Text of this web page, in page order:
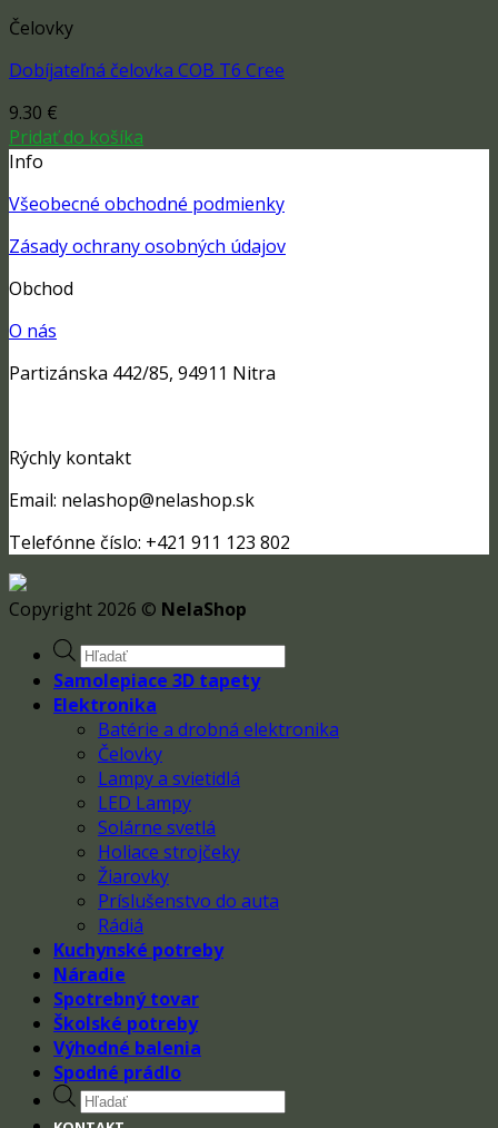
Čelovky
Dobíjateľná čelovka COB T6 Cree
9.30 €
Pridať do košíka
Info
Všeobecné obchodné podmienky
Zásady ochrany osobných údajov
Obchod
O nás
Partizánska 442/85, 94911 Nitra
Rýchly kontakt
Email: nelashop@nelashop.sk
Telefónne číslo: +421 911 123 802
Copyright 2026 © NelaShop
Products
search
Samolepiace 3D tapety
Elektronika
Batérie a drobná elektronika
Čelovky
Lampy a svietidlá
LED Lampy
Solárne svetlá
Holiace strojčeky
Žiarovky
Príslušenstvo do auta
Rádiá
Kuchynské potreby
Náradie
Spotrebný tovar
Školské potreby
Výhodné balenia
Spodné prádlo
Products
search